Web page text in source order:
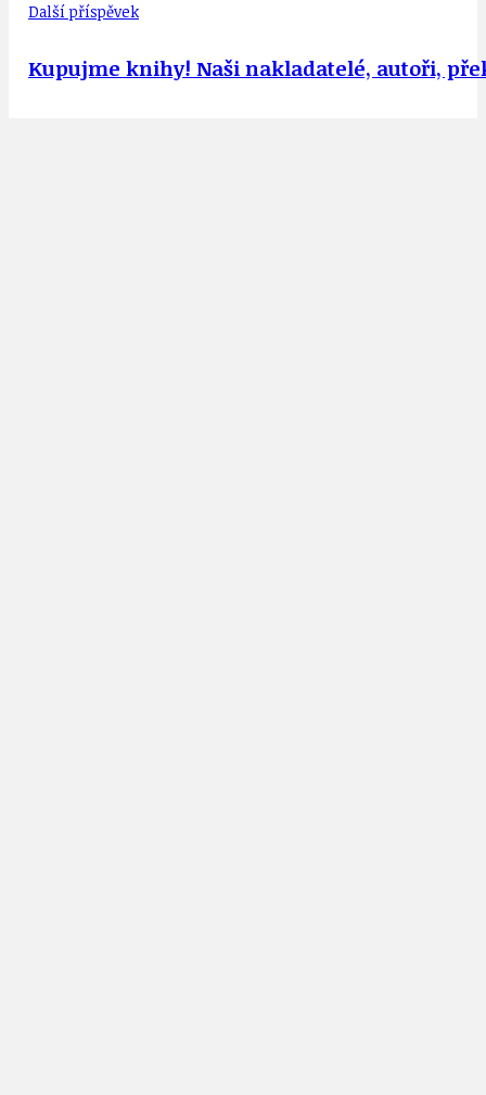
Další příspěvek
Kupujme knihy! Naši nakladatelé, autoři,